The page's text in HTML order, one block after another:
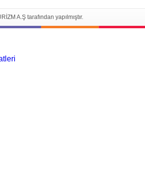
A.Ş tarafından yapılmıştır.